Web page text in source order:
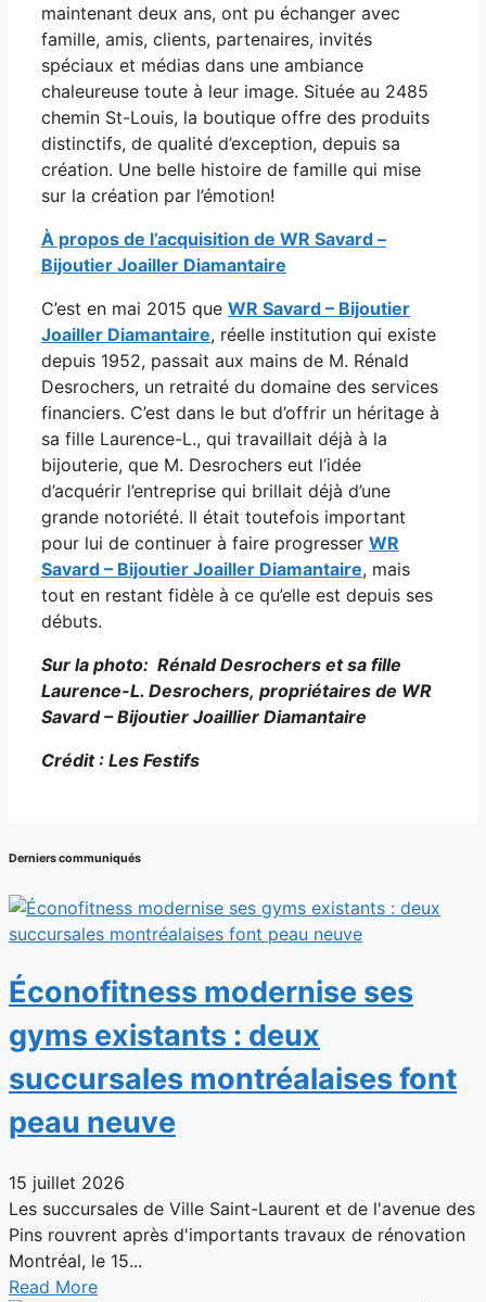
maintenant deux ans, ont pu échanger avec
famille, amis, clients, partenaires, invités
spéciaux et médias dans une ambiance
chaleureuse toute à leur image. Située au 2485
chemin St-Louis, la boutique offre des produits
distinctifs, de qualité d’exception, depuis sa
création. Une belle histoire de famille qui mise
sur la création par l’émotion!
À propos de l’acquisition de WR Savard –
Bijoutier Joailler Diamantaire
C’est en mai 2015 que WR Savard – Bijoutier
Joailler Diamantaire, réelle institution qui existe
depuis 1952, passait aux mains de M. Rénald
Desrochers, un retraité du domaine des services
financiers. C’est dans le but d’offrir un héritage à
sa fille Laurence-L., qui travaillait déjà à la
bijouterie, que M. Desrochers eut l’idée
d’acquérir l’entreprise qui brillait déjà d’une
grande notoriété. Il était toutefois important
pour lui de continuer à faire progresser WR
Savard – Bijoutier Joailler Diamantaire, mais
tout en restant fidèle à ce qu’elle est depuis ses
débuts.
Sur la photo: Rénald Desrochers et sa fille
Laurence-L. Desrochers, propriétaires de WR
Savard – Bijoutier Joaillier Diamantaire
Crédit : Les Festifs
Derniers communiqués
Éconofitness modernise ses
gyms existants : deux
succursales montréalaises font
peau neuve
15 juillet 2026
Les succursales de Ville Saint-Laurent et de l'avenue des
Pins rouvrent après d'importants travaux de rénovation
Montréal, le 15...
Read More